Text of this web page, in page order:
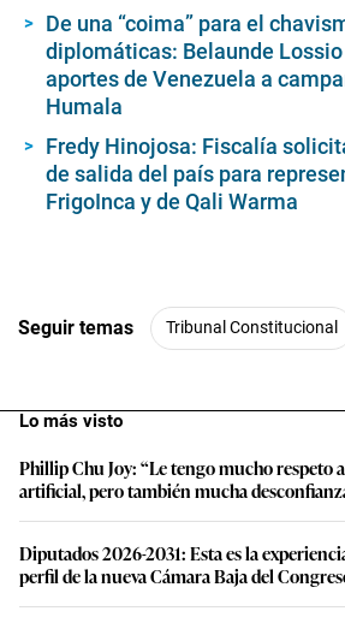
De una “coima” para el
diplomáticas: Belaunde
aportes de Venezuela a
Humala
Fredy Hinojosa: Fiscalía
de salida del país para
FrigoInca y de Qali Warma
Seguir temas Tribunal Constitucional
Lo más visto
Phillip Chu Joy: “Le tengo mucho respeto
artificial, pero también mucha
Diputados 2026-2031: Esta es la
perfil de la nueva Cámara Baja del